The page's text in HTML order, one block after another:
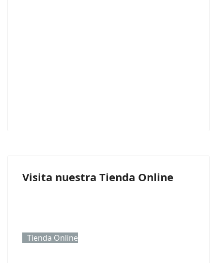
Visita nuestra Tienda Online
Tienda Online